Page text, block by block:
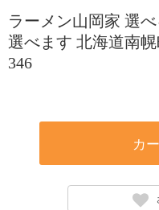
ラーメン山岡家 選
選べます 北海道南
346
カ